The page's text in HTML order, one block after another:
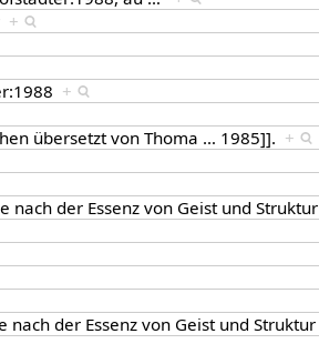
+
+
übersetzt von Thoma … 1985]]. +
nach der Essenz von Geist und Struktur
nach der Essenz von Geist und Struktur